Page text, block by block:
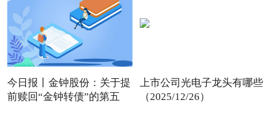
今日报丨金钟股份：关于提
前赎回“金钟转债”的第五
上市公司光电子龙头有哪些
（2025/12/26）